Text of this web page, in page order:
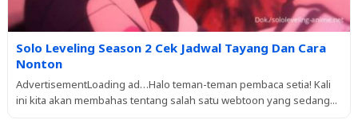
Solo Leveling Season 2 Cek Jadwal Tayang Dan Cara
Nonton
AdvertisementLoading ad…Halo teman-teman pembaca setia! Kali
ini kita akan membahas tentang salah satu webtoon yang sedang...